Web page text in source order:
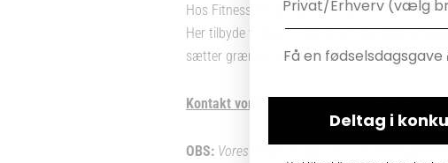
Hos Fitness360 ønsker vi altid at levere,
Her tilbyde vi bl.a. at sætte dit helt eget
sætter grænser. Kontakt os inden køb af dette
Kontakt vores erhvervsafdeling , hvis du har
OBS: Vores “Gratis Fragt”-tilbud er IKKE
Deltag i